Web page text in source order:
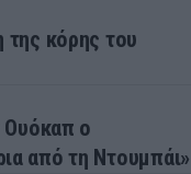
της κόρης του
Ουόκαπ ο
από τη Ντουμπάι»